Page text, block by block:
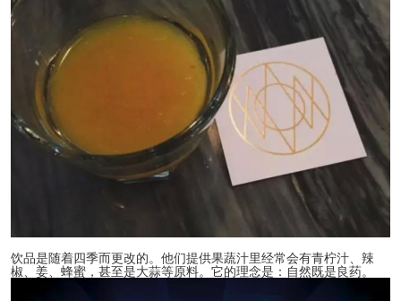
饮品是随着四季而更改的。他们提供果蔬汁里经常会有青柠汁、辣
椒、姜、蜂蜜，甚至是大蒜等原料。它的理念是：自然既是良药。